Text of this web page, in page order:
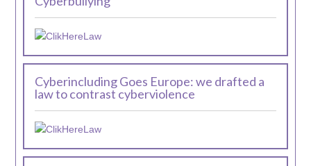
Cyberincluding Goes Europe: we drafted a
law to contrast cyberviolence